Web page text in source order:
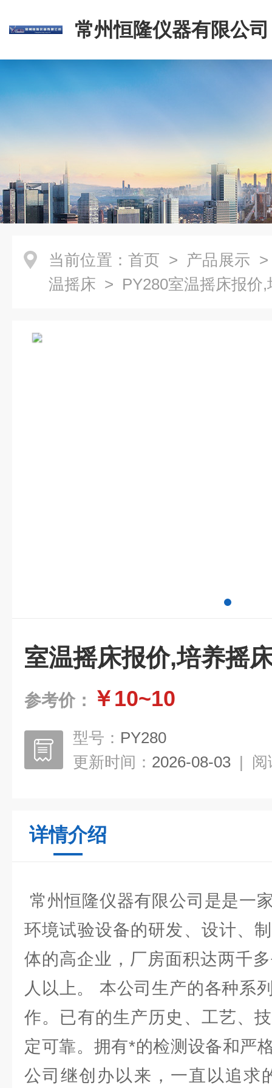
常州恒隆仪器有限公司
当前位置： 首页 > 产品展示
温摇床 > PY280室温摇床报价,
室温摇床报价,培养摇
参考价： ￥10~10
型号： PY280
更新时间： 2026-08-03 | 阅
详情介绍
常州恒隆仪器有限公司是是一
环境试验设备的研发、设计、
体的高企业，厂房面积达两千
人以上。 本公司生产的各种系
作。已有的生产历史、工艺、
定可靠。拥有*的检测设备和严
公司继创办以来，一直以追求